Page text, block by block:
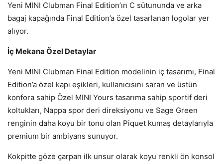
Yeni MINI Clubman Final Edition’ın C sütununda ve arka
bagaj kapağında Final Edition’a özel tasarlanan logolar yer
alıyor.
İç Mekana Özel Detaylar
Yeni MINI Clubman Final Edition modelinin iç tasarımı, Final
Edition’a özel kapı eşikleri, kullanıcısını saran ve üstün
konfora sahip Özel MINI Yours tasarıma sahip sportif deri
koltukları, Nappa spor deri direksiyonu ve Sage Green
renginin daha koyu bir tonu olan Piquet kumaş detaylarıyla
premium bir ambiyans sunuyor.
Kokpitte göze çarpan ilk unsur olarak koyu renkli ön konsol